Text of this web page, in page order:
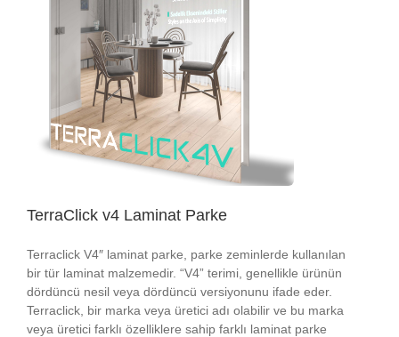
TerraClick v4 Laminat Parke
Terraclick V4″ laminat parke, parke zeminlerde kullanılan
bir tür laminat malzemedir. “V4” terimi, genellikle ürünün
dördüncü nesil veya dördüncü versiyonunu ifade eder.
Terraclick, bir marka veya üretici adı olabilir ve bu marka
veya üretici farklı özelliklere sahip farklı laminat parke